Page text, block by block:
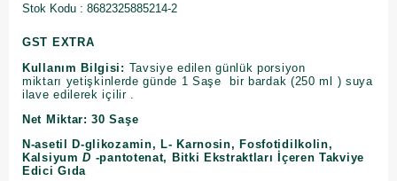
Stok Kodu
8682325885214-2
GST EXTRA
Kullanım Bilgisi: Tavsiye edilen günlük porsiyon
miktarı yetişkinlerde günde 1 Saşe bir bardak (250 ml ) suya
ilave edilerek içilir .
Net Miktar: 30 Saşe
N-asetil D-glikozamin, L- Karnosin, Fosfotidilkolin,
KalsiyumD -pantotenat, Bitki Ekstraktları İçeren Takviye
Edici Gıda